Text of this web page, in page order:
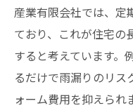
産業有限会社では、定
ており、これが住宅の
すると考えています。
るだけで雨漏りのリス
ォーム費用を抑えられ